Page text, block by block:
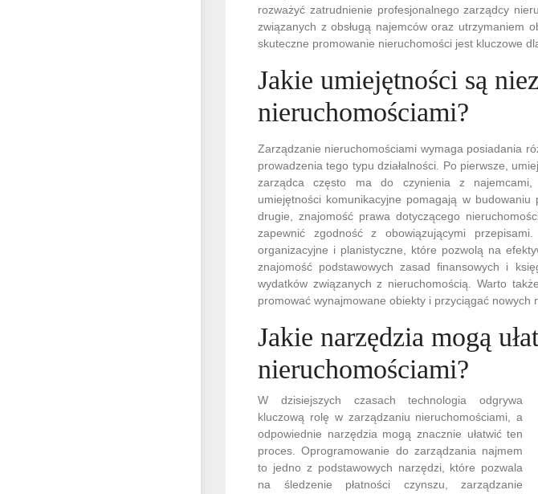
rozważyć zatrudnienie profesjonalnego zarządcy
związanych z obsługą najemców oraz utrzymaniem
skuteczne promowanie nieruchomości jest kluczowe
Jakie umiejętności są
nieruchomościami?
Zarządzanie nieruchomościami wymaga posiadania
prowadzenia tego typu działalności. Po pierwsze,
zarządca często ma do czynienia z najemcami,
umiejętności komunikacyjne pomagają w
drugie, znajomość prawa dotyczącego
zapewnić zgodność z obowiązującymi
organizacyjne i planistyczne, które pozwolą na
znajomość podstawowych zasad finansowych i
wydatków związanych z nieruchomością. Warto
promować wynajmowane obiekty i przyciągać nowych
Jakie narzędzia mogą
nieruchomościami?
W dzisiejszych czasach technologia odgrywa
kluczową rolę w zarządzaniu nieruchomościami, a
odpowiednie narzędzia mogą znacznie ułatwić ten
proces. Oprogramowanie do zarządzania najmem
to jedno z podstawowych narzędzi, które pozwala
na śledzenie płatności czynszu, zarządzanie